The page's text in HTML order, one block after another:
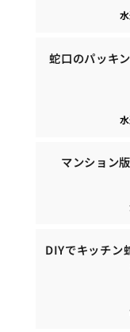
蛇口のパッキ
マンション
DIYでキッチン